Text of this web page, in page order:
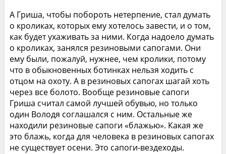
А Гриша, чтобы побороть нетерпение, стал думать
о кроликах, которых ему хотелось завести, и о том,
как будет ухаживать за ними. Когда надоело думать
о кроликах, занялся резиновыми сапогами. Они
ему были, пожалуй, нужнее, чем кролики, потому
что в обыкновенных ботинках нельзя ходить с
отцом на охоту. А в резиновых сапогах шагай хоть
через все болото. Вообще резиновые сапоги
Гриша считал самой лучшей обувью, но только
один Володя соглашался с ним. Остальные же
находили резиновые сапоги «блажью». Какая же
это блажь, когда для человека в резиновых сапогах
не существует осени. Это сапоги-вездеходы.